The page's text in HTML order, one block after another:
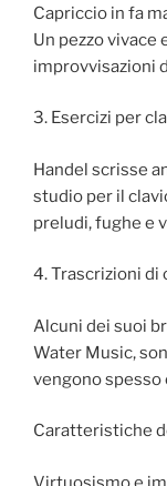
Capriccio in fa
Un pezzo
improvvisazioni
3. Esercizi per
Handel scrisse
studio per il
preludi, fughe e
4. Trascrizioni di
Alcuni dei suoi
Water Music,
vengono spesso
Caratteristiche